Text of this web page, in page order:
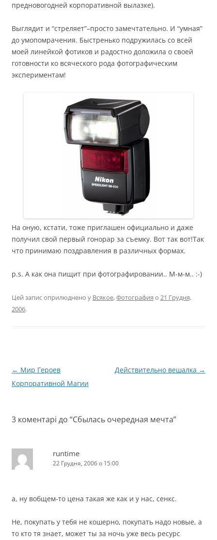
предновогодней корпоративной вылазке).
Выглядит и “стреляет”–просто замечтательно. И “умная”
до умопомрачения. Быстренько подружилась со всей
моей линейкой фотиков и радостно доложила о своей
готовности ко всяческого рода фотографическим
экспериментам!
На оную, кстати, тоже приглашен официально и даже
получил свой первый гонорар за съемку. Вот так вот!Так
что принимаю поздравления в различных формах.
p.s. А как она пищит при фотографировании.. М-м-м.. :-)
Цей запис оприлюднено у Всякое,Фотография о 21 Грудня,
2006.
Навігація
по
← Мир Героев
Корпоративной Магии
Действительно вешалка →
3 коментарі до “Сбылась очередная мечта”
runtime
22 Грудня, 2006 о 15:00
а, ну вобщем-то цена такая же как и у нас, сенкс.
Не, покупать у тебя не кошерно, покупать надо новые, а
то кто тя знает, может ты за ночь уже весь ресурс